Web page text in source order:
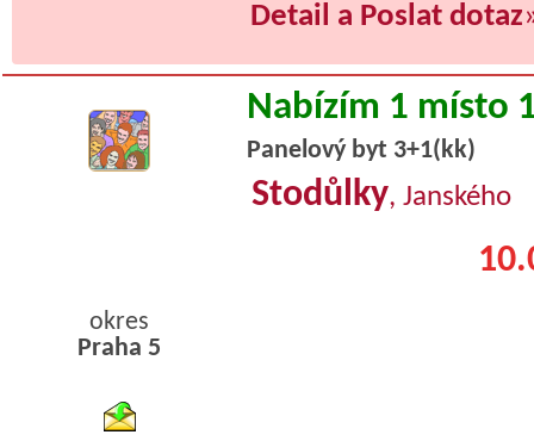
Detail a Poslat dotaz
Nabízím 1 místo
Panelový byt 3+1(kk)
Stodůlky, Janského
okres
Praha 5